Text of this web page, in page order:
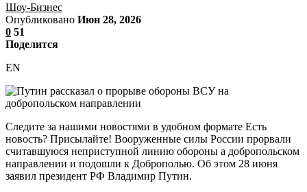
Шоу-Бизнес
Опубликовано Июн 28, 2026
0 51
Поделится
EN
Следите за нашими новостями в удобном формате Есть
новость? Присылайте! Вооруженные силы России прорвали
считавшуюся неприступной линию обороны а добропольском
направлении и подошли к Доброполью. Об этом 28 июня
заявил президент РФ Владимир Путин.